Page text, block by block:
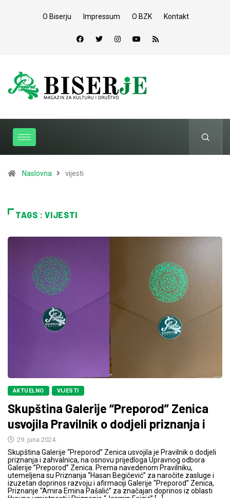
O Biserju Impressum O BZK Kontakt
Naslovna vijesti
TAGS : VIJESTI
AKTUELNO VIJESTI
Skupština Galerije “Preporod” Zenica
usvojila Pravilnik o dodjeli priznanja i
29. juna 2024.
Skupština Galerije “Preporod” Zenica usvojila je Pravilnik o dodjeli
priznanja i zahvalnica, na osnovu prijedloga Upravnog odbora
Galerije ”Preporod” Zenica. Prema navedenom Pravilniku,
utemeljena su Priznanja “Hasan Begičević” za naročite zasluge i
izuzetan doprinos razvoju i afirmaciji Galerije “Preporod” Zenica,
Priznanje “Amira Emina Pašalić” za značajan doprinos iz oblasti